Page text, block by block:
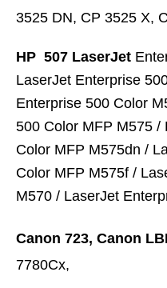
3525 DN, CP 3525 X,
HP 507 LaserJet
LaserJet Enterprise
Enterprise 500 Color
500 Color MFP M575 /
Color MFP M575dn /
Color MFP M575f /
M570 / LaserJet
Canon 723, Canon
7780Cx,